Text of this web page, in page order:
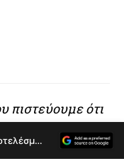
πιστεύουμε ότι
Ανακαλύψτε περισσότερα άρθρα στα αποτελέσματα αναζήτησης